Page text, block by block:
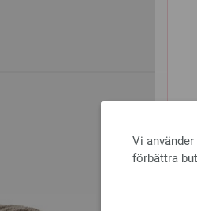
Vi
förbättra